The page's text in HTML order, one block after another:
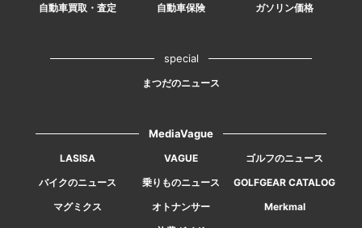
自動車買取・査定
自動車保険 ガソリン価格
special
まつだのニュース
MediaVague
LASISA VAGUE
ゴルフのニュース
バイクのニュース
乗りものニュース
GOLFGEAR CATALOG
マグミクス
オトナンサー
Merkmal